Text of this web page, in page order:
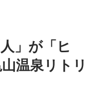
」が「ヒ
温泉リトリ